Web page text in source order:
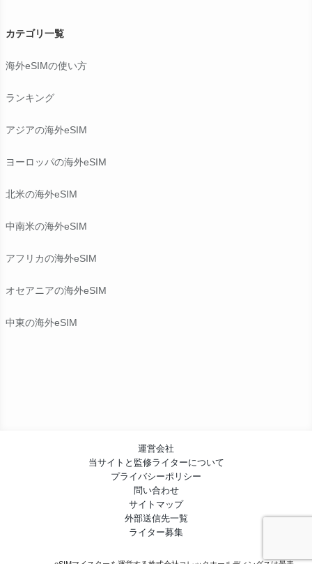
カテゴリ一覧
海外eSIMの使い方
ランキング
アジアの海外eSIM
ヨーロッパの海外eSIM
北米の海外eSIM
中南米の海外eSIM
アフリカの海外eSIM
オセアニアの海外eSIM
中東の海外eSIM
運営会社
当サイトと監修ライターについて
プライバシーポリシー
問い合わせ
サイトマップ
外部送信先一覧
ライター募集